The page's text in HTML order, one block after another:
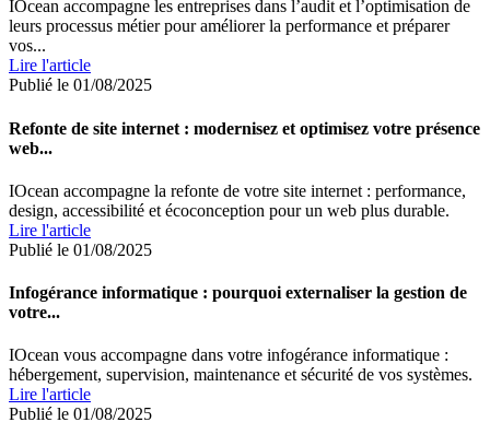
IOcean accompagne les entreprises dans l’audit et l’optimisation de
leurs processus métier pour améliorer la performance et préparer
vos...
Lire l'article
Publié le 01/08/2025
Refonte de site internet : modernisez et optimisez votre présence
web...
IOcean accompagne la refonte de votre site internet : performance,
design, accessibilité et écoconception pour un web plus durable.
Lire l'article
Publié le 01/08/2025
Infogérance informatique : pourquoi externaliser la gestion de
votre...
IOcean vous accompagne dans votre infogérance informatique :
hébergement, supervision, maintenance et sécurité de vos systèmes.
Lire l'article
Publié le 01/08/2025